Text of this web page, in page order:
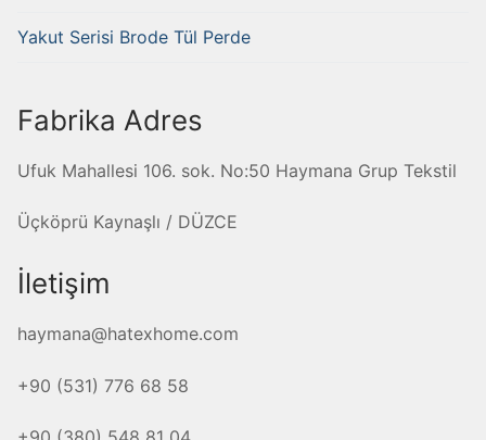
Yakut Serisi Brode Tül Perde
Fabrika Adres
Ufuk Mahallesi 106. sok. No:50 Haymana Grup Tekstil
Üçköprü Kaynaşlı / DÜZCE
İletişim
haymana@hatexhome.com
+90 (531) 776 68 58